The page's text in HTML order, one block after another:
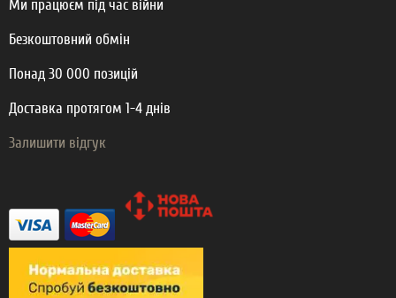
Ми працюєм під час війни
Безкоштовний обмін
Понад 30 000 позицій
Доставка протягом 1-4 днів
Залишити відгук